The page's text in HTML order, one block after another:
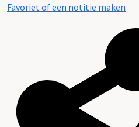
Favoriet of een notitie maken